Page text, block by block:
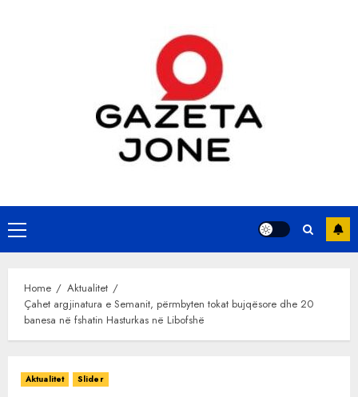
Primary
Menu
Home
Aktualitet
Çahet argjinatura e Semanit, përmbyten tokat bujqësore dhe 20
banesa në fshatin Hasturkas në Libofshë
Aktualitet Slider